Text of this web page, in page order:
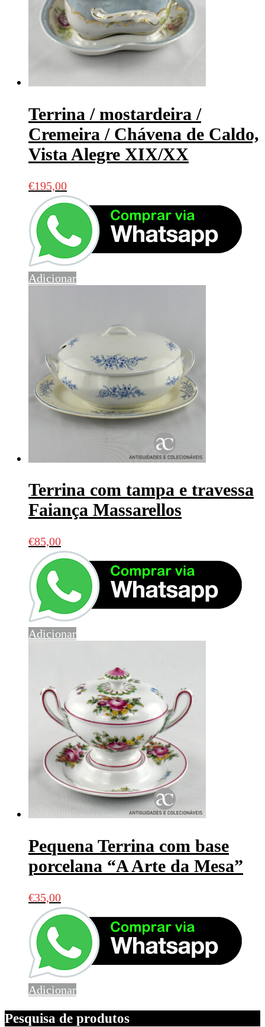
Terrina / mostardeira /
Cremeira / Chávena de Caldo,
Vista Alegre XIX/XX
€195,00
Adicionar
Terrina com tampa e travessa
Faiança Massarellos
€85,00
Adicionar
Pequena Terrina com base
porcelana “A Arte da Mesa”
€35,00
Adicionar
Pesquisa de produtos